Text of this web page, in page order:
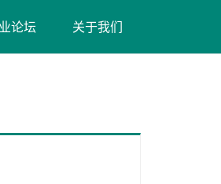
论坛（在
窗
关于我们